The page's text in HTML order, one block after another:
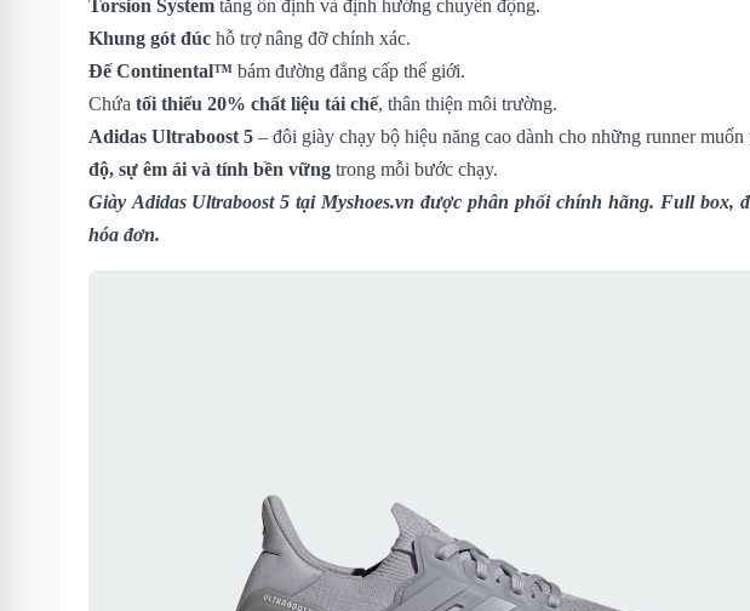
Torsion System tăng ổn định và định hướng chuyển động.
Khung gót đúc hỗ trợ nâng đỡ chính xác.
Đế Continental™ bám đường đẳng cấp thế giới.
Chứa tối thiểu 20% chất liệu tái chế, thân thiện môi trường.
Adidas Ultraboost 5 – đôi giày chạy bộ hiệu năng cao dành cho những runner muốn
độ, sự êm ái và tính bền vững trong mỗi bước chạy.
Giày Adidas Ultraboost 5 tại Myshoes.vn được phân phối chính hãng. Full box,
hóa đơn.